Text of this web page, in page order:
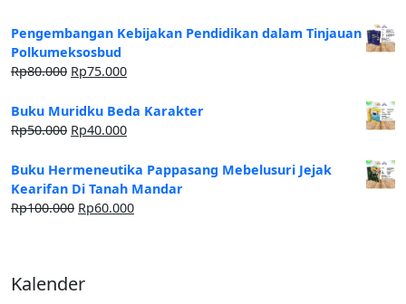
Pengembangan Kebijakan Pendidikan dalam Tinjauan
Polkumeksosbud
Rp80.000 Rp75.000
Buku Muridku Beda Karakter
Rp50.000 Rp40.000
Buku Hermeneutika Pappasang Mebelusuri Jejak
Kearifan Di Tanah Mandar
Rp100.000 Rp60.000
Kalender